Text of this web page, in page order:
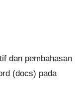
dan pembahasan
(docs) pada